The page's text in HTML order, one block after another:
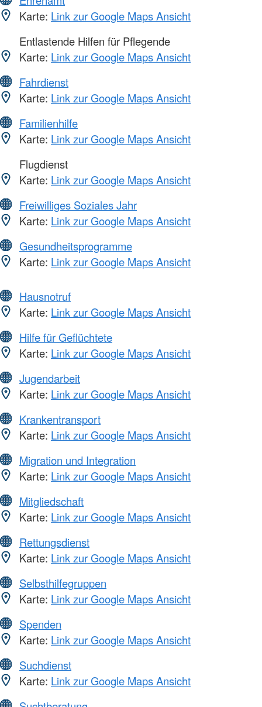
Karte: Link zur Google Maps Ansicht
Entlastende Hilfen für Pflegende
Karte: Link zur Google Maps Ansicht
Fahrdienst
Karte: Link zur Google Maps Ansicht
Familienhilfe
Karte: Link zur Google Maps Ansicht
Flugdienst
Karte: Link zur Google Maps Ansicht
Freiwilliges Soziales Jahr
Karte: Link zur Google Maps Ansicht
Gesundheitsprogramme
Karte: Link zur Google Maps Ansicht
Hausnotruf
Karte: Link zur Google Maps Ansicht
Hilfe für Geflüchtete
Karte: Link zur Google Maps Ansicht
Jugendarbeit
Karte: Link zur Google Maps Ansicht
Krankentransport
Karte: Link zur Google Maps Ansicht
Migration und Integration
Karte: Link zur Google Maps Ansicht
Mitgliedschaft
Karte: Link zur Google Maps Ansicht
Rettungsdienst
Karte: Link zur Google Maps Ansicht
Selbsthilfegruppen
Karte: Link zur Google Maps Ansicht
Spenden
Karte: Link zur Google Maps Ansicht
Suchdienst
Karte: Link zur Google Maps Ansicht